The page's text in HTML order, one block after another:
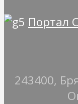
Портал
243400,